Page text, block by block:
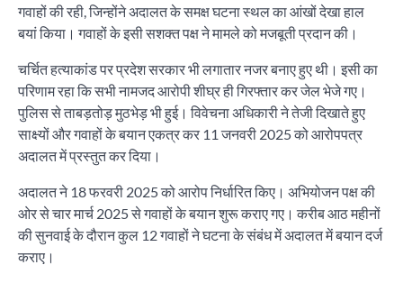
गवाहों की रही, जिन्होंने अदालत के समक्ष घटना स्थल का आंखों देखा हाल
बयां किया। गवाहों के इसी सशक्त पक्ष ने मामले को मजबूती प्रदान की।
चर्चित हत्याकांड पर प्रदेश सरकार भी लगातार नजर बनाए हुए थी। इसी का
परिणाम रहा कि सभी नामजद आरोपी शीघ्र ही गिरफ्तार कर जेल भेजे गए।
पुलिस से ताबड़तोड़ मुठभेड़ भी हुई। विवेचना अधिकारी ने तेजी दिखाते हुए
साक्ष्यों और गवाहों के बयान एकत्र कर 11 जनवरी 2025 को आरोपपत्र
अदालत में प्रस्तुत कर दिया।
अदालत ने 18 फरवरी 2025 को आरोप निर्धारित किए। अभियोजन पक्ष की
ओर से चार मार्च 2025 से गवाहों के बयान शुरू कराए गए। करीब आठ महीनों
की सुनवाई के दौरान कुल 12 गवाहों ने घटना के संबंध में अदालत में बयान दर्ज
कराए।